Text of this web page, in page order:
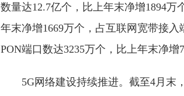
数量达12.7亿个，比上年末净增1894万
年末净增1669万个，占互联网宽带接
PON端口数达3235万个，比上年末净增
5G网络建设持续推进。截至4月末